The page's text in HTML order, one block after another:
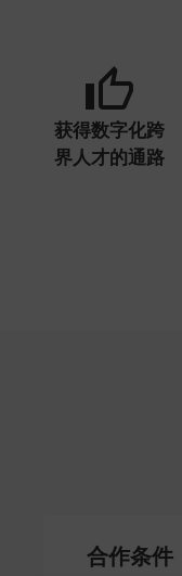
获得数字化跨
界人才的通路
合作条件